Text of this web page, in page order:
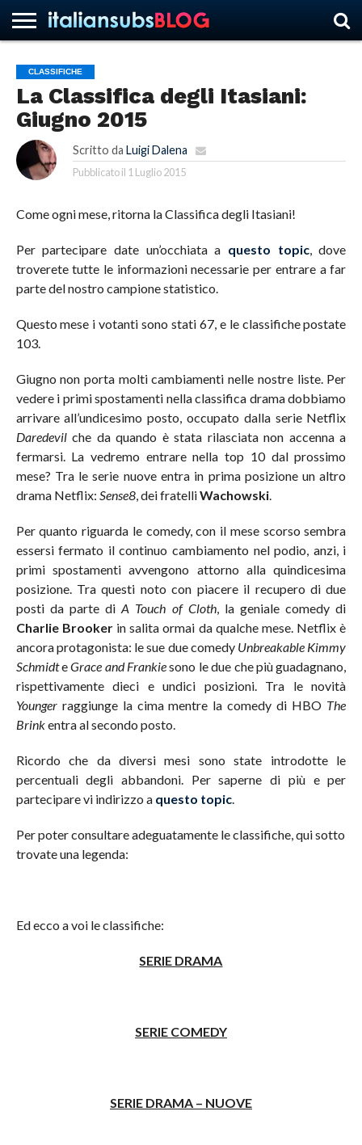
HOME
NEWS
ASCOLTI
RECENSIONI
INTERVISTE
CURIOSITÀ
CHI
SIAMO
CONTATTACI
FORUM
ITALIANSUBS
CLASSIFICHE
La Classifica degli Itasiani:
Giugno 2015
Scritto da Luigi Dalena
Pubblicato il 1 Luglio 2015
Come ogni mese, ritorna la Classifica degli Itasiani!
Per partecipare date un’occhiata a questo topic, dove
troverete tutte le informazioni necessarie per entrare a far
parte del nostro campione statistico.
Questo mese i votanti sono stati 67, e le classifiche postate
103.
Giugno non porta molti cambiamenti nelle nostre liste. Per
vedere i primi spostamenti nella classifica drama dobbiamo
arrivare all’undicesimo posto, occupato dalla serie Netflix
Daredevilche da quando è stata rilasciata non accenna a
fermarsi. La vedremo entrare nella top 10 dal prossimo
mese? Tra le serie nuove entra in prima posizione un altro
drama Netflix: Sense8, dei fratelliWachowski.
Per quanto riguarda le comedy, con il mese scorso sembra
essersi fermato il continuo cambiamento nel podio, anzi, i
primi spostamenti avvengono attorno alla quindicesima
posizione. Tra questi noto con piacere il recupero di due
posti da parte diA Touch of Cloth, la geniale comedy di
Charlie Brookerin salita ormai da qualche mese. Netflix è
ancora protagonista: le sue due comedy Unbreakable Kimmy
SchmidteGrace and Frankiesono le due che più guadagnano,
rispettivamente dieci e undici posizioni. Tra le novità
Youngerraggiunge la cima mentre la comedy di HBO The
Brinkentra al secondo posto.
Ricordo che da diversi mesi sono state introdotte le
percentuali degli abbandoni. Per saperne di più e per
partecipare vi indirizzo a questo topic.
Per poter consultare adeguatamente le classifiche, qui sotto
trovate una legenda:
Ed ecco a voi le classifiche:
SERIE DRAMA
SERIE COMEDY
SERIE DRAMA – NUOVE